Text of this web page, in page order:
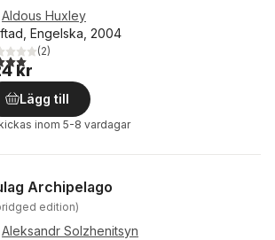
Aldous Huxley
Engelska, 2004
utav 5 stjärnor. Totalt antal röster:
(2)
kr
Lägg till
inom 5-8 vardagar
Archipelago
edition)
Aleksandr Solzhenitsyn